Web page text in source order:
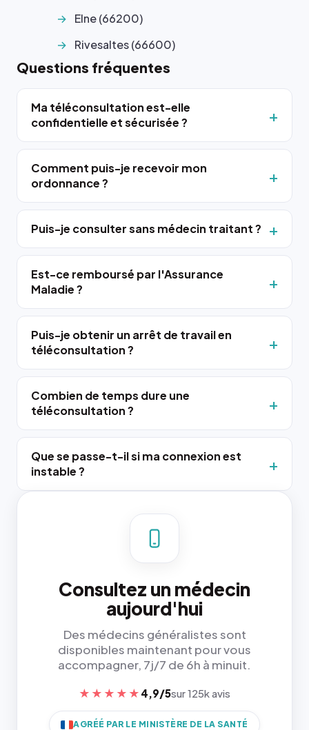
Elne (66200)
Rivesaltes (66600)
Questions fréquentes
Ma téléconsultation est-elle
confidentielle et sécurisée ?
Comment puis-je recevoir mon
ordonnance ?
Puis-je consulter sans médecin traitant ?
Est-ce remboursé par l'Assurance
Maladie ?
Puis-je obtenir un arrêt de travail en
téléconsultation ?
Combien de temps dure une
téléconsultation ?
Que se passe-t-il si ma connexion est
instable ?
Consultez un médecin
aujourd'hui
Des médecins généralistes sont
disponibles maintenant pour vous
accompagner, 7j/7 de 6h à minuit.
★★★★★ 4,9/5sur 125k avis
AGRÉÉ PAR LE MINISTÈRE DE LA SANTÉ